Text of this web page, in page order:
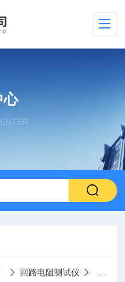
心
回路电阻测试仪